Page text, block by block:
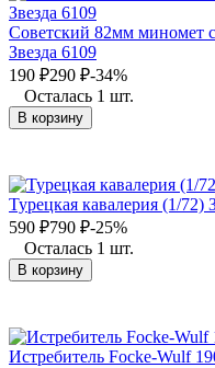
Советский 82мм миномет
Звезда 6109
190 ₽290 ₽-34%
Осталась 1 шт.
В корзину
Турецкая кавалерия (1/72)
590 ₽790 ₽-25%
Осталась 1 шт.
В корзину
Истребитель Focke-Wulf